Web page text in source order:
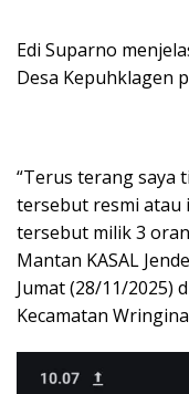
Edi Suparno
Desa Kepuhklagen
“Terus terang saya
tersebut resmi atau
tersebut milik 3
Mantan KASAL
Jumat (28/11/2025)
Kecamatan